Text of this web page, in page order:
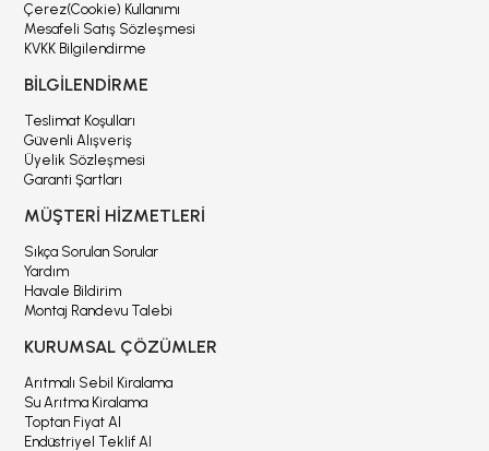
Çerez(Cookie) Kullanımı
Mesafeli Satış Sözleşmesi
KVKK Bilgilendirme
BİLGİLENDİRME
Teslimat Koşulları
Güvenli Alışveriş
Üyelik Sözleşmesi
Garanti Şartları
MÜŞTERİ HİZMETLERİ
Sıkça Sorulan Sorular
Yardım
Havale Bildirim
Montaj Randevu Talebi
KURUMSAL ÇÖZÜMLER
Arıtmalı Sebil Kiralama
Su Arıtma Kiralama
Toptan Fiyat Al
Endüstriyel Teklif Al